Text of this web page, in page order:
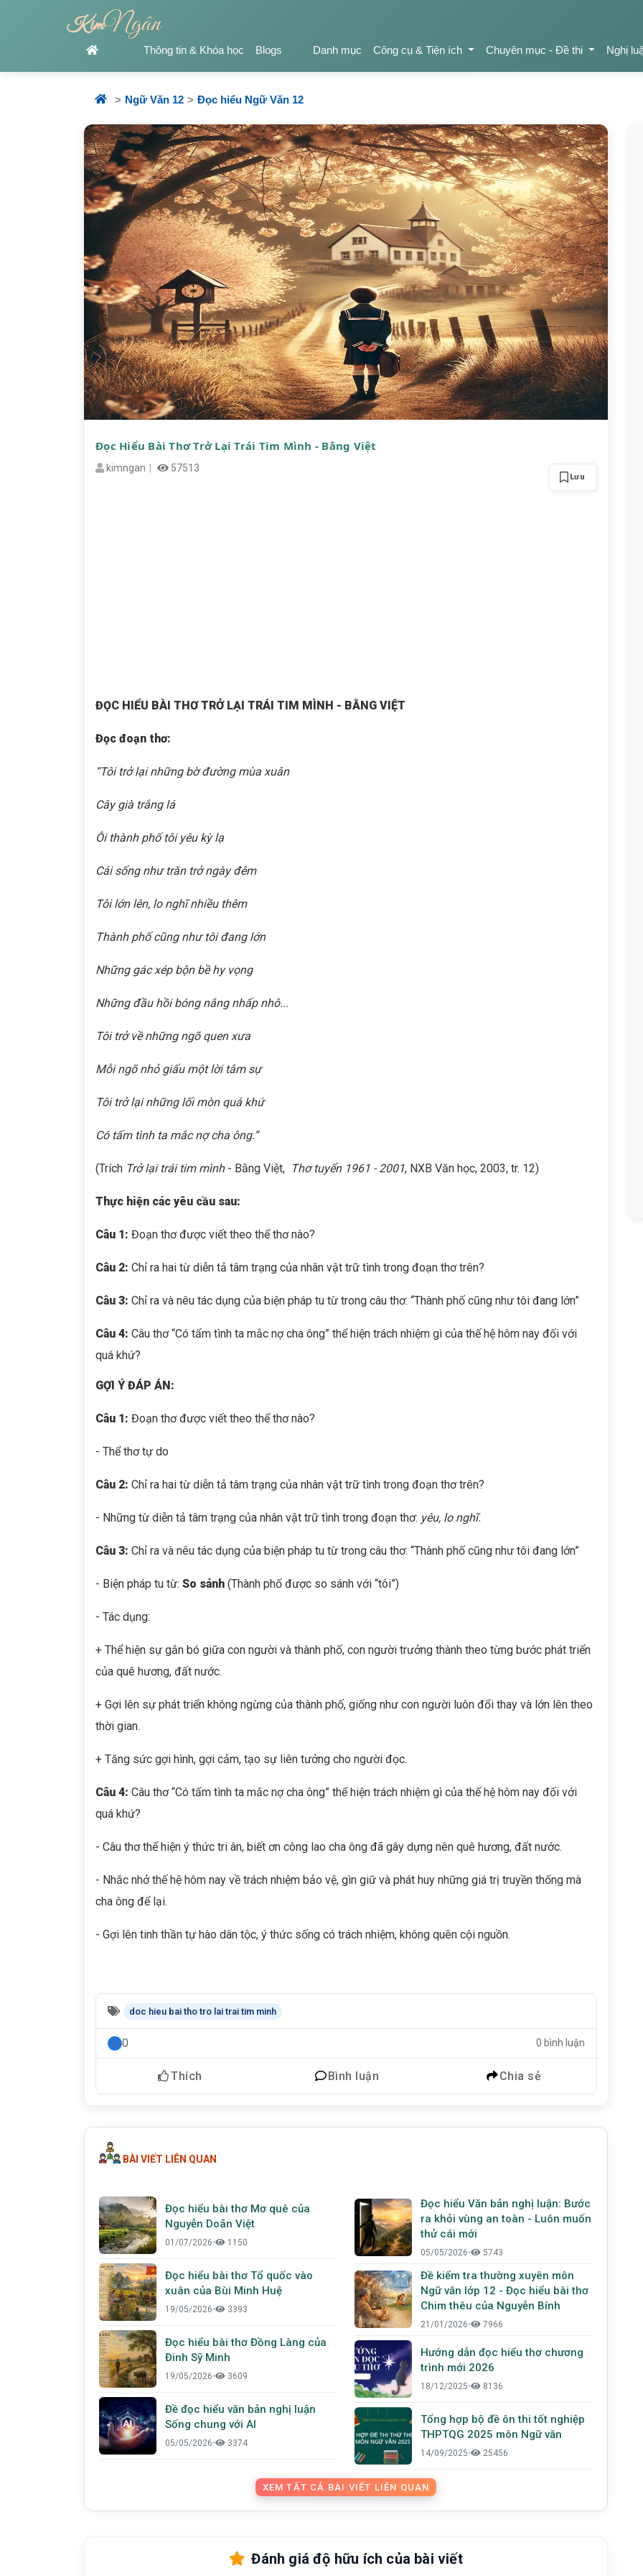
KimNgân
Thông tin & Khóa học Blogs Danh mục Công cụ & Tiện ích Chuyên mục - Đề thi Nghị
Ngữ Văn 12 Đọc hiểu Ngữ Văn 12
Đọc Hiểu Bài Thơ Trở Lại Trái Tim Mình - Bằng Việt
kimngan 57513
Lưu
ĐỌC HIỂU BÀI THƠ TRỞ LẠI TRÁI TIM MÌNH - BẰNG VIỆT
Đọc đoạn thơ:
“Tôi trở lại những bờ đường mùa xuân
Cây già trắng lá
Ôi thành phố tôi yêu kỳ lạ
Cái sống như trăn trở ngày đêm
Tôi lớn lên, lo nghĩ nhiều thêm
Thành phố cũng như tôi đang lớn
Những gác xép bộn bề hy vọng
Những đầu hồi bóng nắng nhấp nhô...
Tôi trở về những ngõ quen xưa
Mỗi ngõ nhỏ giấu một lời tâm sự
Tôi trở lại những lối mòn quá khứ
Có tấm tình ta mắc nợ cha ông.”
(Trích Trở lại trái tim mình - Bằng Việt, Thơ tuyển 1961 - 2001, NXB Văn học, 2003, tr. 12)
Thực hiện các yêu cầu sau:
Câu 1: Đoạn thơ được viết theo thể thơ nào?
Câu 2: Chỉ ra hai từ diễn tả tâm trạng của nhân vật trữ tình trong đoạn thơ trên?
Câu 3: Chỉ ra và nêu tác dụng của biện pháp tu từ trong câu thơ: “Thành phố cũng như tôi đang lớn”
Câu 4: Câu thơ “Có tấm tình ta mắc nợ cha ông” thể hiện trách nhiệm gì của thế hệ hôm nay đối với
quá khứ?
GỢI Ý ĐÁP ÁN:
Câu 1: Đoạn thơ được viết theo thể thơ nào?
- Thể thơ tự do
Câu 2: Chỉ ra hai từ diễn tả tâm trạng của nhân vật trữ tình trong đoạn thơ trên?
- Những từ diễn tả tâm trạng của nhân vật trữ tình trong đoạn thơ: yêu, lo nghĩ.
Câu 3: Chỉ ra và nêu tác dụng của biện pháp tu từ trong câu thơ: “Thành phố cũng như tôi đang lớn”
- Biện pháp tu từ: So sánh (Thành phố được so sánh với “tôi”)
- Tác dụng:
+ Thể hiện sự gắn bó giữa con người và thành phố, con người trưởng thành theo từng bước phát triển
của quê hương, đất nước.
+ Gợi lên sự phát triển không ngừng của thành phố, giống như con người luôn đổi thay và lớn lên theo
thời gian.
+ Tăng sức gợi hình, gợi cảm, tạo sự liên tưởng cho người đọc.
Câu 4: Câu thơ “Có tấm tình ta mắc nợ cha ông” thể hiện trách nhiệm gì của thế hệ hôm nay đối với
quá khứ?
- Câu thơ thể hiện ý thức tri ân, biết ơn công lao cha ông đã gây dựng nên quê hương, đất nước.
- Nhắc nhở thế hệ hôm nay về trách nhiệm bảo vệ, gìn giữ và phát huy những giá trị truyền thống mà
cha ông để lại.
- Gợi lên tinh thần tự hào dân tộc, ý thức sống có trách nhiệm, không quên cội nguồn.
doc hieu bai tho tro lai trai tim minh
0 0 bình luận
Thích Bình luận Chia sẻ
BÀI VIẾT LIÊN QUAN
Đọc hiểu bài thơ Mơ quê của
Nguyễn Doãn Việt
01/07/2026• 1150
Đọc hiểu bài thơ Tổ quốc vào
xuân của Bùi Minh Huệ
19/05/2026• 3393
Đọc hiểu bài thơ Đồng Làng của
Đinh Sỹ Minh
19/05/2026• 3609
Đề đọc hiểu văn bản nghị luận
Sống chung với AI
05/05/2026• 3374
Đọc hiểu Văn bản nghị luận: Bước
ra khỏi vùng an toàn - Luôn muốn
thử cái mới
05/05/2026• 5743
Đề kiểm tra thường xuyên môn
Ngữ văn lớp 12 - Đọc hiểu bài thơ
Chim thêu của Nguyễn Bính
21/01/2026• 7966
Hướng dẫn đọc hiểu thơ chương
trình mới 2026
18/12/2025• 8136
Tổng hợp bộ đề ôn thi tốt nghiệp
THPTQG 2025 môn Ngữ văn
14/09/2025• 25456
XEM TẤT CẢ BÀI VIẾT LIÊN QUAN
Đánh giá độ hữu ích của bài viết